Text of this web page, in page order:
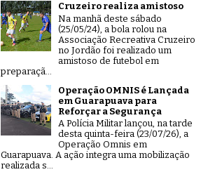
Cruzeiro realiza amistoso
Na manhã deste sábado
(25/05/24), a bola rolou na
Associação Recreativa Cruzeiro
no Jordão foi realizado um
amistoso de futebol em
preparaçã...
Operação OMNIS é Lançada
em Guarapuava para
Reforçar a Segurança
A Polícia Militar lançou, na tarde
desta quinta-feira (23/07/26), a
Operação Omnis em
Guarapuava. A ação integra uma mobilização
realizada s...